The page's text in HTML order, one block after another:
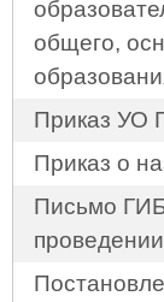
общего,
Приказ УО
Приказ о
Письмо